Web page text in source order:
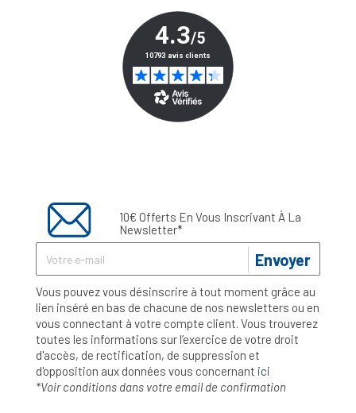
10€ Offerts En Vous Inscrivant À La
Newsletter*
Envoyer
Vous pouvez vous désinscrire à tout moment grâce au
lien inséré en bas de chacune de nos newsletters ou en
vous connectant à votre compte client. Vous trouverez
toutes les informations sur l’exercice de votre droit
d'accès, de rectification, de suppression et
d'opposition aux données vous concernant ici
*Voir conditions dans votre email de confirmation